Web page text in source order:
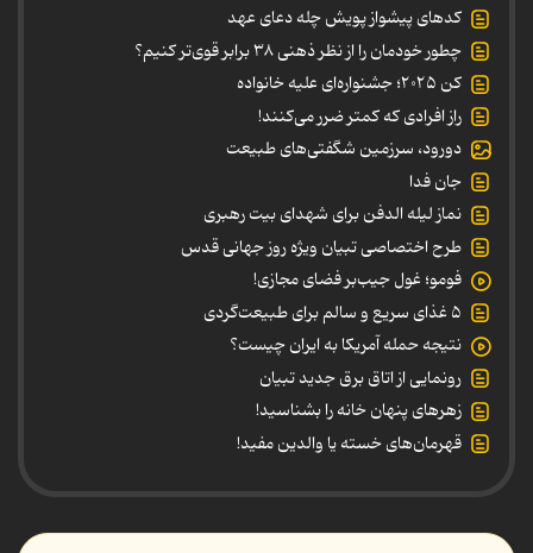
کدهای پیشواز پویش چله دعای عهد
چطور خودمان را از نظر ذهنی ۳۸ برابر قوی‌تر کنیم؟
کن ۲۰۲۵؛ جشنواره‌ای علیه خانواده
راز افرادی که کمتر ضرر می‌کنند!
دورود، سرزمین شگفتی‌های طبیعت
جان فدا
نماز لیله الدفن برای شهدای بیت رهبری
طرح اختصاصی تبیان ویژه روز جهانی قدس
فومو؛ غول جیب‌بر فضای مجازی!
۵ غذای سریع و سالم برای طبیعت‌گردی
نتیجه حمله آمریکا به ایران چیست؟
رونمایی از اتاق برق جدید تبیان
زهرهای پنهان خانه را بشناسید!
قهرمان‌های خسته یا والدین مفید!